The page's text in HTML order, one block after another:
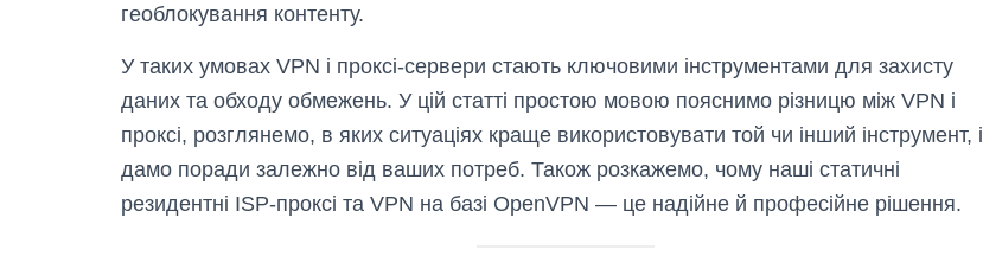
геоблокування контенту.
У таких умовах VPN і проксі-сервери стають ключовими інструментами для захисту
даних та обходу обмежень. У цій статті простою мовою пояснимо різницю між VPN і
проксі, розглянемо, в яких ситуаціях краще використовувати той чи інший інструмент, і
дамо поради залежно від ваших потреб. Також розкажемо, чому наші статичні
резидентні ISP-проксі та VPN на базі OpenVPN — це надійне й професійне рішення.